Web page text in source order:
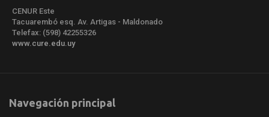
CENUR Este
Tacuarembó esq. Av. Artigas - Maldonado
Telefax: (598) 42255326
www.cure.edu.uy
Navegación principal